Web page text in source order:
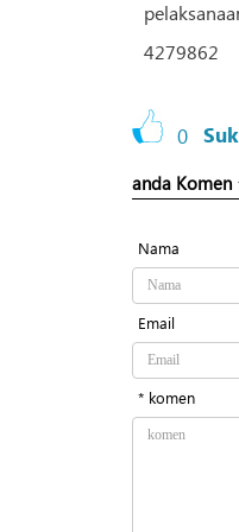
4279862
0
anda Komen
Nama
Email
* komen